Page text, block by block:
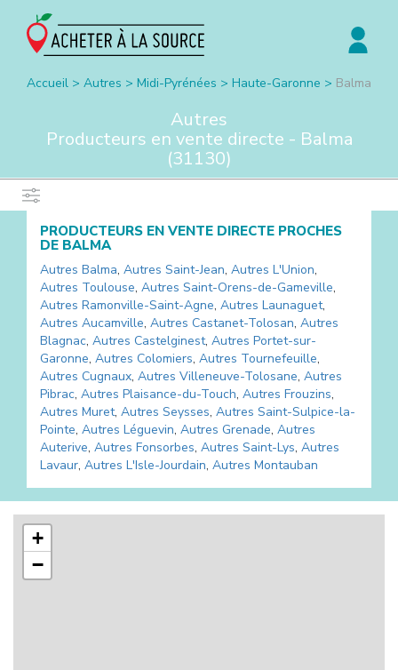
Accueil > Autres > Midi-Pyrénées > Haute-Garonne > Balma
Autres
Producteurs en vente directe - Balma
(31130)
PRODUCTEURS EN VENTE DIRECTE PROCHES
DE BALMA
Autres Balma, Autres Saint-Jean, Autres L'Union,
Autres Toulouse, Autres Saint-Orens-de-Gameville,
Autres Ramonville-Saint-Agne, Autres Launaguet,
Autres Aucamville, Autres Castanet-Tolosan, Autres
Blagnac, Autres Castelginest, Autres Portet-sur-
Garonne, Autres Colomiers, Autres Tournefeuille,
Autres Cugnaux, Autres Villeneuve-Tolosane, Autres
Pibrac, Autres Plaisance-du-Touch, Autres Frouzins,
Autres Muret, Autres Seysses, Autres Saint-Sulpice-la-
Pointe, Autres Léguevin, Autres Grenade, Autres
Auterive, Autres Fonsorbes, Autres Saint-Lys, Autres
Lavaur, Autres L'Isle-Jourdain, Autres Montauban
+
−